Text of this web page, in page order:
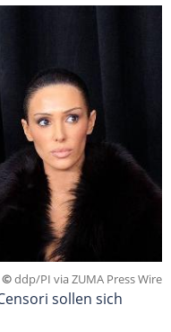
©ddp/PI via ZUMA Press Wire
sollen sich